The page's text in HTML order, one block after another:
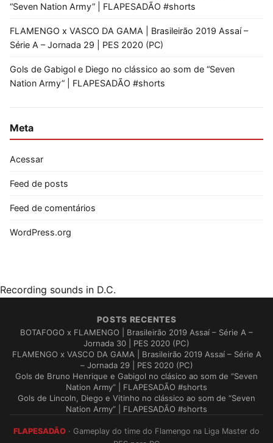
“Seven Nation Army” | FLAPESADÃO #shorts
FLAMENGO x VASCO DA GAMA | Brasileirão 2019 Assaí –
Série A – Jornada 29 | PES 2020 (PC)
Gols de Gabigol e Diego no clássico ao som de “Seven
Nation Army” | FLAPESADÃO #shorts
Meta
Acessar
Feed de posts
Feed de comentários
WordPress.org
Recording sounds in D.C.
POSTS RECENTES
BOTAFOGO x FLAMENGO | Brasileirão 2019 Assaí – Série A –
Jornada 30 | PES 2020 (PC)
FLAMENGO x VASCO DA GAMA | Brasileirão 2019 Assaí – Série A
– Jornada 29 | PES 2020 (PC)
Gols de Bruno Henrique e Gabigol no clásico ao som de “Seven
Nation Army” | FLAPESADÃO #shorts
Gols de Lincoln, Diego e Vitinho no clássico ao som de “Seven
Nation Army” | FLAPESADÃO #shorts
FLAPESADÃO · Gameplay do time do Flamengo na Liga Master do